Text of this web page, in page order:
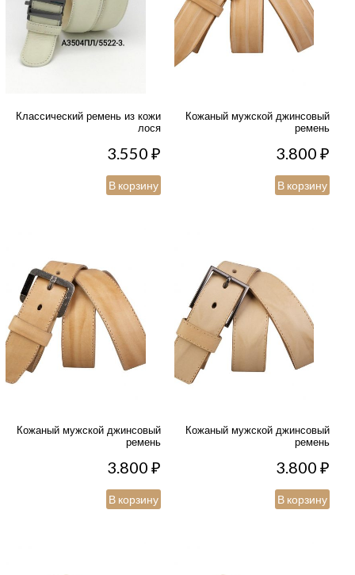
Классический ремень из кожи
лося
3.550₽
В корзину
Кожаный мужской джинсовый
ремень
3.800₽
В корзину
Кожаный мужской джинсовый
ремень
3.800₽
В корзину
Кожаный мужской джинсовый
ремень
3.800₽
В корзину